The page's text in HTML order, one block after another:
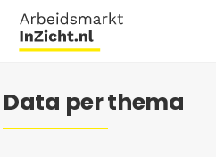
Data per thema